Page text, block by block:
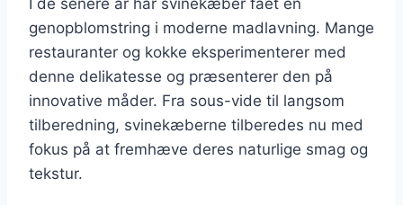
genopblomstring i moderne madlavning. Mange
restauranter og kokke eksperimenterer med
denne delikatesse og præsenterer den på
innovative måder. Fra sous-vide til langsom
tilberedning, svinekæberne tilberedes nu med
fokus på at fremhæve deres naturlige smag og
tekstur.